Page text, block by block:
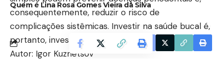
Quem é Lina Rosa Gomes Vieira da Silva
Facebook
consequentemente, reduzir o risco de
complicações sistêmicas. Investir na saúde bucal é,
portanto, investir na saúde geral.
Autor: Igor Kuznetsov